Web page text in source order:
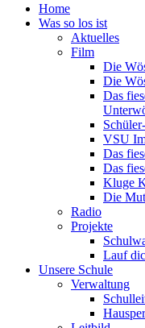
Home
Was so los ist
Aktuelles
Film
Die
Die
Das
VSU
Das
Das
Kluge
Die
Radio
Projekte
Lauf
Unsere Schule
Verwaltung